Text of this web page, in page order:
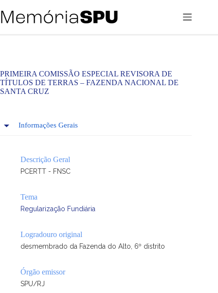
para
o
PRIMEIRA COMISSÃO ESPECIAL REVISORA DE
TÍTULOS DE TERRAS – FAZENDA NACIONAL DE
SANTA CRUZ
Informações Gerais
Descrição Geral
PCERTT - FNSC
Tema
Regularização Fundiária
Logradouro original
desmembrado da Fazenda do Alto, 6º distrito
Órgão emissor
SPU/RJ